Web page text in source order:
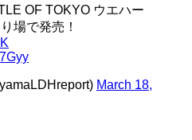
OF TOKYO ウエハー
場で発売！
March 18,